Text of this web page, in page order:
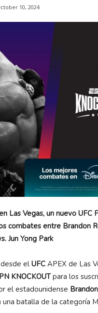
10, 2024
n Las Vegas, un nuevo
combates entre Brandon
Jun Yong Park
el UFC APEX de Las
KNOCKOUTpara los
el estadounidense
una batalla de la categoría